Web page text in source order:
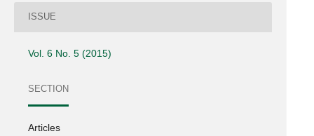
ISSUE
Vol. 6 No. 5 (2015)
SECTION
Articles